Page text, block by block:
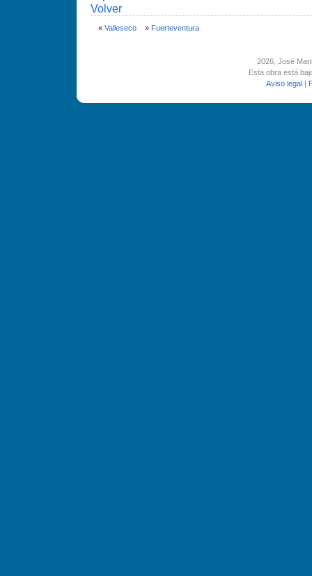
Volver
« Valleseco» Fuerteventura
2026, José
Esta obra está
Aviso legal |